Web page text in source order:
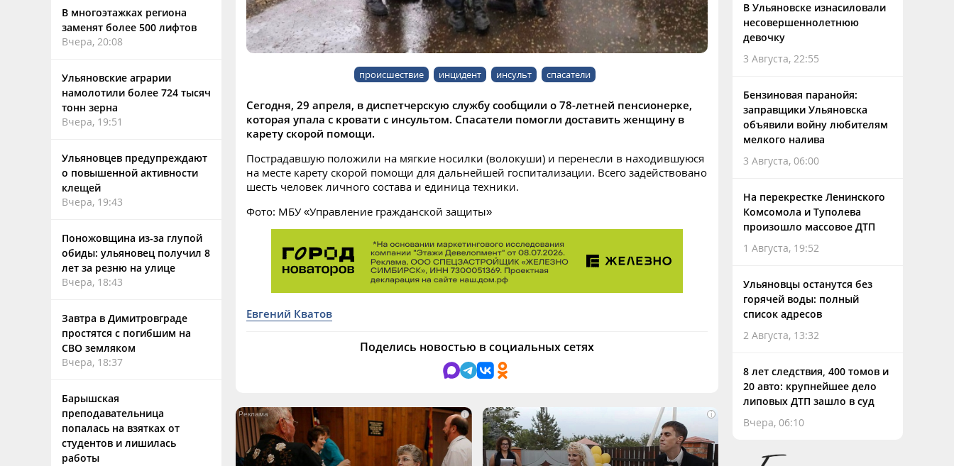
В многоэтажках региона
заменят более 500 лифтов
Вчера, 20:08
Ульяновские аграрии
намолотили более 724 тысяч
тонн зерна
Вчера, 19:51
Ульяновцев предупреждают
о повышенной активности
клещей
Вчера, 19:43
Поножовщина из-за глупой
обиды: ульяновец получил 8
лет за резню на улице
Вчера, 18:43
Завтра в Димитровграде
простятся с погибшим на
СВО земляком
Вчера, 18:37
Барышская
преподавательница
попалась на взятках от
студентов и лишилась
работы
происшествие инцидент инсульт спасатели
Сегодня, 29 апреля, в диспетчерскую службу сообщили о 78-летней пенсионерке,
которая упала с кровати с инсультом. Спасатели помогли доставить женщину в
карету скорой помощи.
Пострадавшую положили на мягкие носилки (волокуши) и перенесли в находившуюся
на месте карету скорой помощи для дальнейшей госпитализации. Всего задействовано
шесть человек личного состава и единица техники.
Фото: МБУ «Управление гражданской защиты»
Евгений Кватов
Поделись новостью в социальных сетях
i i
В Ульяновске изнасиловали
несовершеннолетнюю
девочку
3 Августа, 22:55
Бензиновая паранойя:
заправщики Ульяновска
объявили войну любителям
мелкого налива
3 Августа, 06:00
На перекрестке Ленинского
Комсомола и Туполева
произошло массовое ДТП
1 Августа, 19:52
Ульяновцы останутся без
горячей воды: полный
список адресов
2 Августа, 13:32
8 лет следствия, 400 томов и
20 авто: крупнейшее дело
липовых ДТП зашло в суд
Вчера, 06:10